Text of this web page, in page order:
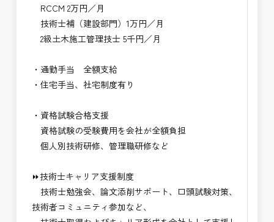
RCCM 2万円／月
技術士補（建設部門）1万円／月
2級土木施工管理技士 5千円／月
・通勤手当 全額支給
・住宅手当、社宅制度有り
・資格試験合格支援
資格試験の受験費用を会社が全額負担
個人別技術研修、管理職研修など
⏩技術士キャリア支援制度
技術士勉強会、論文添削サポート、口頭試験対策、
技術者コミュニティ参加など、